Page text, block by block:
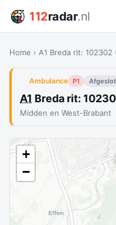
112radar.nl
Home › A1 Breda rit: 102302
Ambulance P1
A1 Breda rit:
Midden en West-Brabant
+
−